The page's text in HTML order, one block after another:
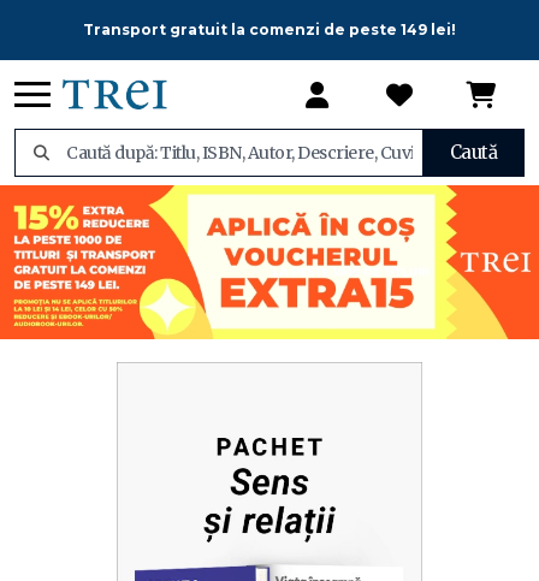
Transport gratuit la comenzi de peste 149 lei!
Caută